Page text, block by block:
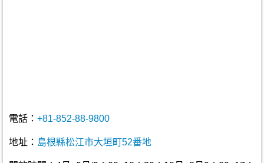
電話： +81-852-88-9800
地址： 島根縣松江市大垣町52番地